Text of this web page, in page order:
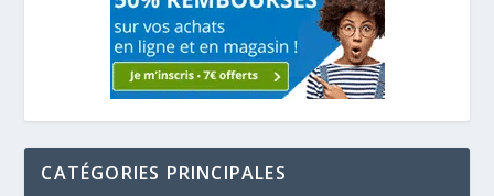
CATÉGORIES PRINCIPALES